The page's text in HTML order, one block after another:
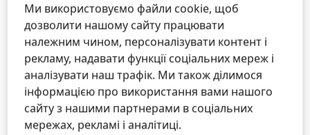
Аерокосмічна галузь
NEXT.HENKEL-ADHESIVES.UA
Ми використовуємо файли cookie, щоб
дозволити нашому сайту працювати
належним чином, персоналізувати контент і
рекламу, надавати функції соціальних мереж і
аналізувати наш трафік. Ми також ділимося
інформацією про використання вами нашого
сайту з нашими партнерами в соціальних
мережах, рекламі і аналітиці.